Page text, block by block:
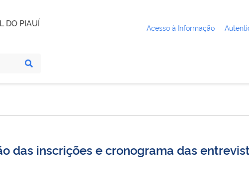
DO PIAUÍ Acesso à Informação
das inscrições e cronograma das